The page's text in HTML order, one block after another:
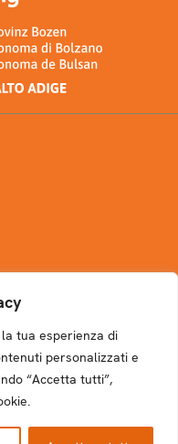
tua esperienza di
personalizzati e
“Accetta tutti”,